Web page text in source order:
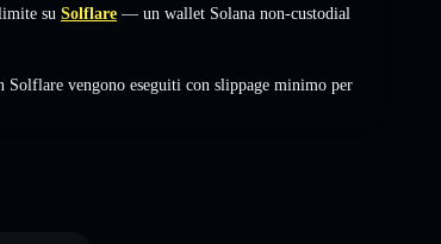
su Solflare — un wallet Solana non-custodial
vengono eseguiti con slippage minimo per